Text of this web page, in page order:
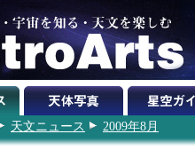
天文ニュース 2009年8月